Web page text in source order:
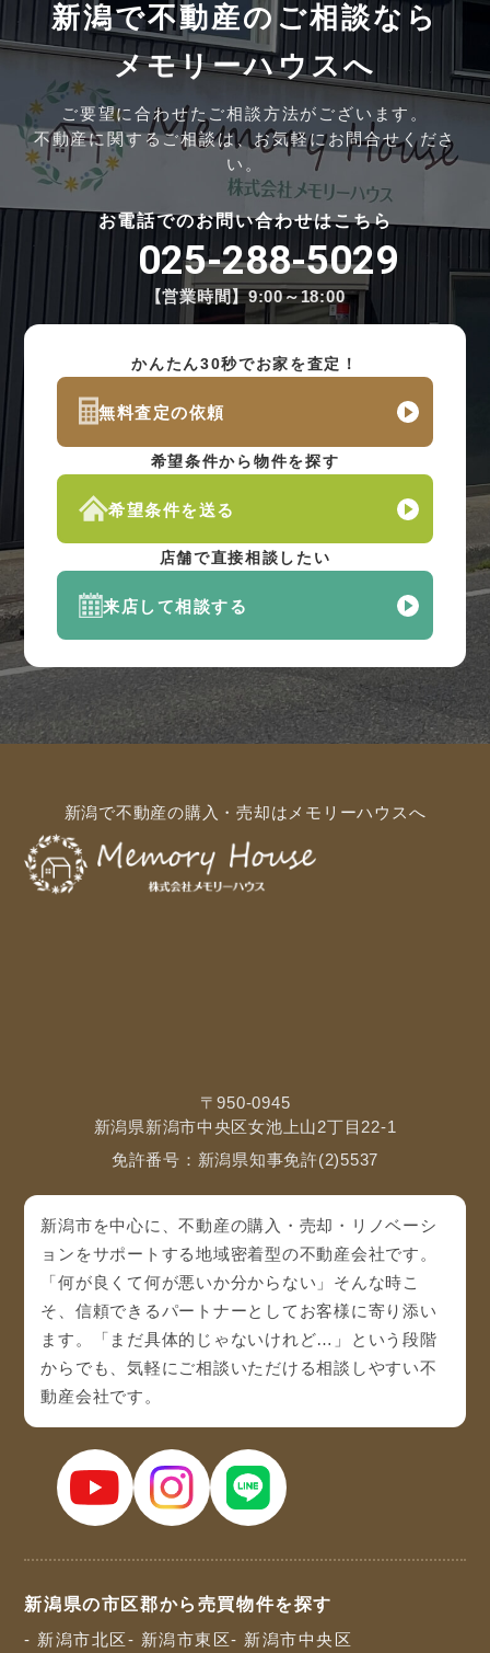
新潟で不動産のご相談なら
メモリーハウスへ
ご要望に合わせたご相談方法がございます。
不動産に関するご相談は、お気軽にお問合せくださ
い。
お電話でのお問い合わせはこちら
025-288-5029
【営業時間】9:00～18:00
かんたん30秒でお家を査定！
無料査定の依頼
希望条件から物件を探す
希望条件を送る
店舗で直接相談したい
来店して相談する
新潟で不動産の購入・売却はメモリーハウスへ
〒950-0945
新潟県新潟市中央区女池上山2丁目22-1
免許番号：新潟県知事免許(2)5537
新潟市を中心に、不動産の購入・売却・リノベーシ
ョンをサポートする地域密着型の不動産会社です。
「何が良くて何が悪いか分からない」そんな時こ
そ、信頼できるパートナーとしてお客様に寄り添い
ます。「まだ具体的じゃないけれど…」という段階
からでも、気軽にご相談いただける相談しやすい不
動産会社です。
新潟県の市区郡から売買物件を探す
- 新潟市北区 - 新潟市東区- 新潟市中央区